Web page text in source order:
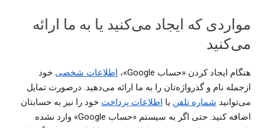
مواردی که ایجاد می‌کنید یا به ما ارائه
می‌کنید
هنگام ایجاد کردن «حساب Google»، اطلاعات شخصی خود
ازجمله نام و گذرواژه‌تان را به ما ارائه می‌دهید. درصورت تمایل
می‌توانید شماره تلفن یا اطلاعات پرداخت خود را نیز به حسابتان
اضافه کنید. حتی اگر به سیستم «حساب Google» وارد نشده